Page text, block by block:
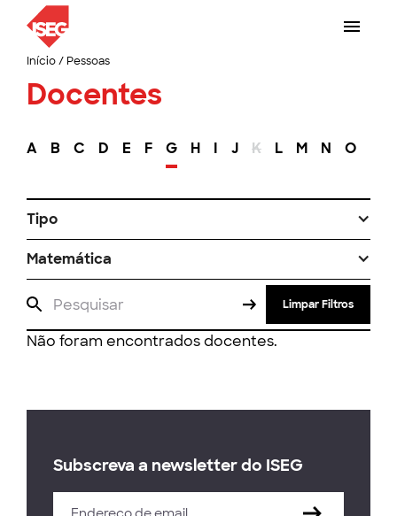
Início/ Pessoas
Docentes
A B C D E F G H I J K L M N O
Tipo
Matemática
Limpar Filtros
Não foram encontrados docentes.
Subscreva a newsletter do ISEG